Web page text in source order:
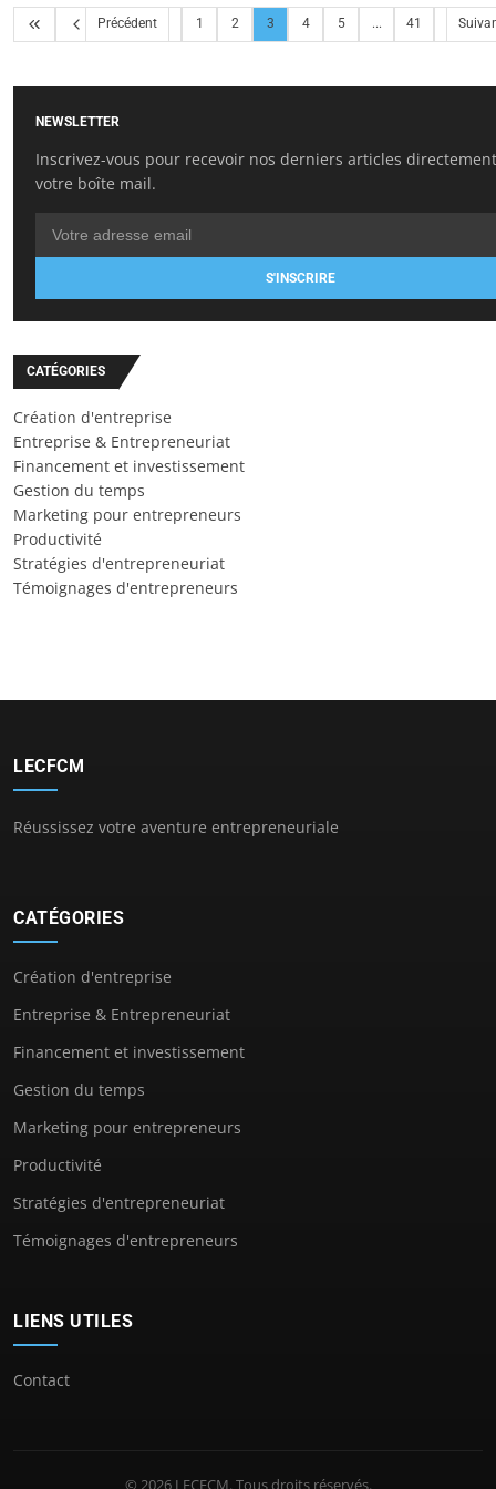
Précédent 1 2 3 4 5 ... 41
NEWSLETTER
Inscrivez-vous pour recevoir nos derniers articles
votre boîte mail.
S'INSCRIRE
CATÉGORIES
Création d'entreprise
Entreprise & Entrepreneuriat
Financement et investissement
Gestion du temps
Marketing pour entrepreneurs
Productivité
Stratégies d'entrepreneuriat
Témoignages d'entrepreneurs
LECFCM
Réussissez votre aventure entrepreneuriale
CATÉGORIES
Création d'entreprise
Entreprise & Entrepreneuriat
Financement et investissement
Gestion du temps
Marketing pour entrepreneurs
Productivité
Stratégies d'entrepreneuriat
Témoignages d'entrepreneurs
LIENS UTILES
Contact
© 2026 LECFCM. Tous droits réservés.